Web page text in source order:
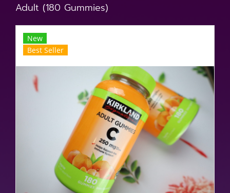
Adult (180 Gummies)
New
Best Seller